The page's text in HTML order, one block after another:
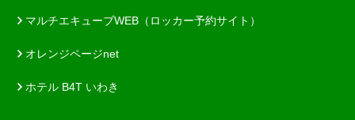
マルチエキューブWEB（ロッカー予約サイト）
オレンジページnet
ホテル B4T いわき